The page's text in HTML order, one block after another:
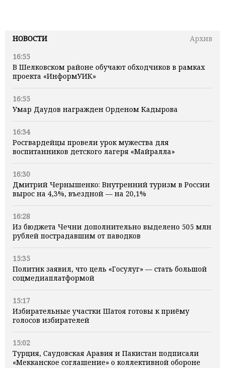
НОВОСТИ
Архив
16:55
В Шелковском районе обучают обходчиков в рамках
проекта «ИнформУИК»
16:55
Умар Даудов награжден Орденом Кадырова
16:34
Росгвардейцы провели урок мужества для
воспитанников детского лагеря «Майралла»
16:30
Дмитрий Чернышенко: Внутренний туризм в России
вырос на 4,3%, въездной — на 20,1%
16:28
Из бюджета Чечни дополнительно выделено 505 млн
рублей пострадавшим от паводков
15:35
Политик заявил, что цель «Госулуг» — стать большой
соцмедиаплатформой
15:17
Избирательные участки Шатоя готовы к приёму
голосов избирателей
15:02
Турция, Саудовская Аравия и Пакистан подписали
«Мекканское соглашение» о коллективной обороне